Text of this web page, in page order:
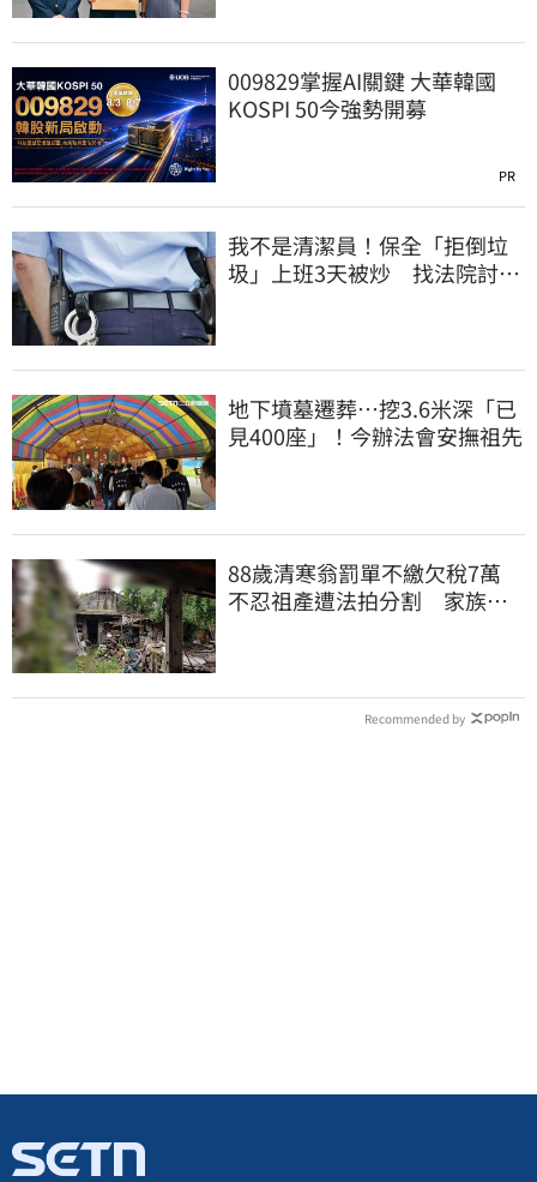
009829掌握AI關鍵 大華韓國
KOSPI 50今強勢開募
PR
我不是清潔員！保全「拒倒垃
圾」上班3天被炒 找法院討公
地下墳墓遷葬…挖3.6米深「已
見400座」！今辦法會安撫祖先
88歲清寒翁罰單不繳欠稅7萬
不忍祖產遭法拍分割 家族按
Recommended by